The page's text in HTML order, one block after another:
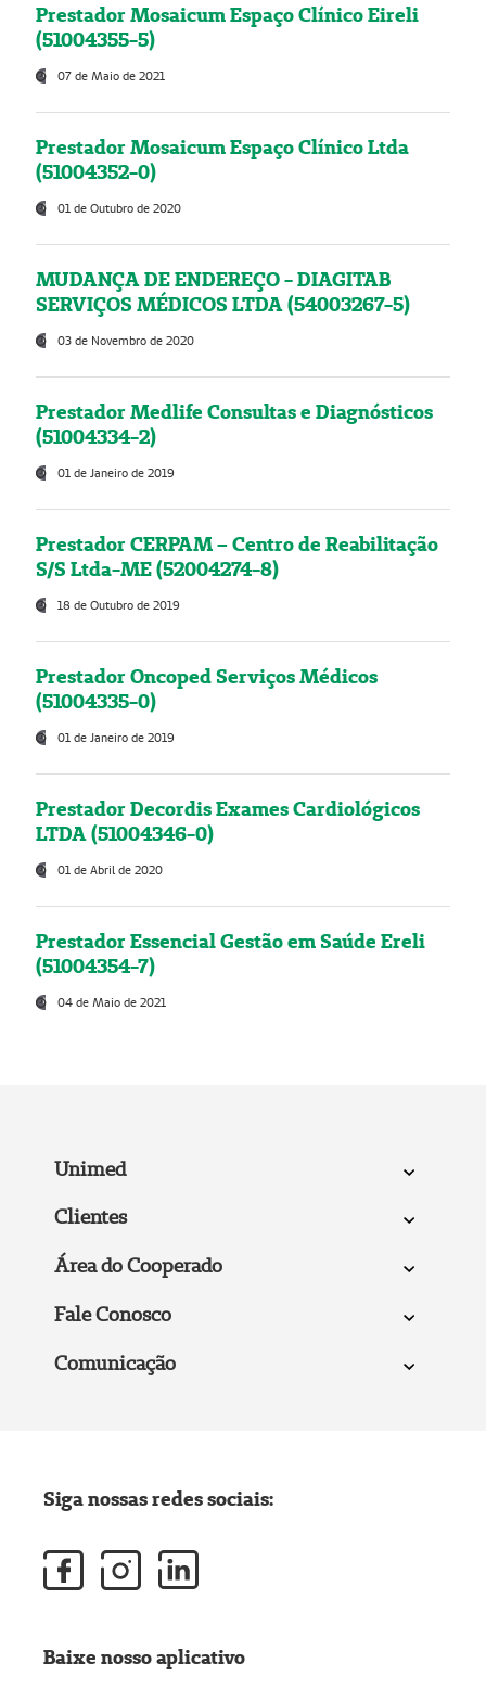
Prestador Mosaicum Espaço Clínico Eireli
(51004355-5)
07 de Maio de 2021
Prestador Mosaicum Espaço Clínico Ltda
(51004352-0)
01 de Outubro de 2020
MUDANÇA DE ENDEREÇO - DIAGITAB
SERVIÇOS MÉDICOS LTDA (54003267-5)
03 de Novembro de 2020
Prestador Medlife Consultas e Diagnósticos
(51004334-2)
01 de Janeiro de 2019
Prestador CERPAM – Centro de Reabilitação
S/S Ltda-ME (52004274-8)
18 de Outubro de 2019
Prestador Oncoped Serviços Médicos
(51004335-0)
01 de Janeiro de 2019
Prestador Decordis Exames Cardiológicos
LTDA (51004346-0)
01 de Abril de 2020
Prestador Essencial Gestão em Saúde Ereli
(51004354-7)
04 de Maio de 2021
Unimed
Clientes
Área do Cooperado
Fale Conosco
Comunicação
Siga nossas redes sociais:
Baixe nosso aplicativo